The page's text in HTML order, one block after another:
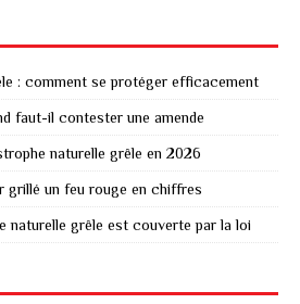
: comment se protéger efficacement
faut-il contester une amende
naturelle grêle en 2026
grillé un feu rouge en chiffres
naturelle grêle est couverte par la loi